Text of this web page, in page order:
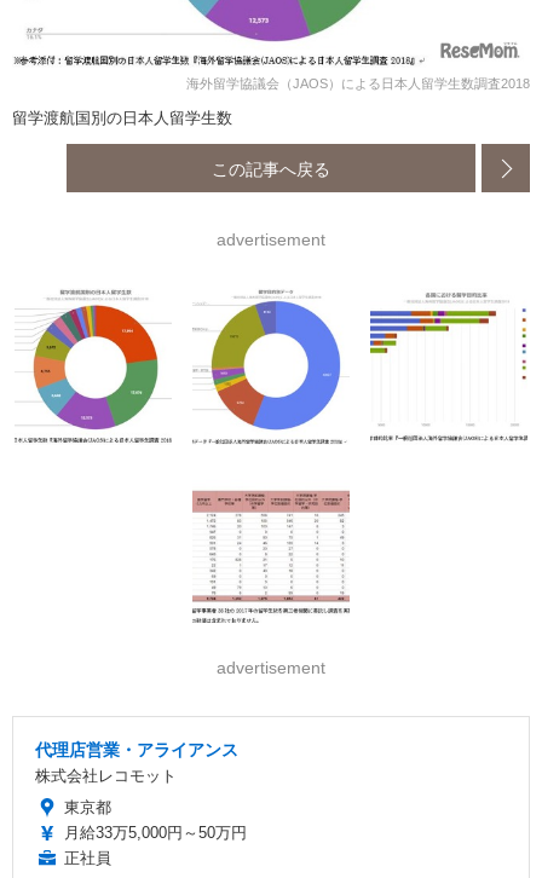
海外留学協議会（JAOS）による日本人留学生数調査2018
留学渡航国別の日本人留学生数
この記事へ戻る
advertisement
advertisement
代理店営業・アライアンス
株式会社レコモット
東京都
月給33万5,000円～50万円
正社員